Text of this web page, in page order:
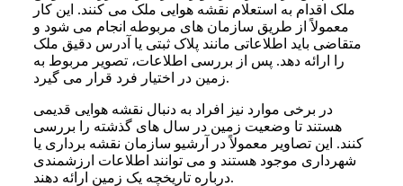
ملک اقدام به استعلام نقشه هوایی ملک می‌ کنند. این کار
معمولاً از طریق سازمان‌ های مربوطه انجام می‌ شود و
متقاضی باید اطلاعاتی مانند پلاک ثبتی یا آدرس دقیق ملک
را ارائه دهد. پس از بررسی اطلاعات، تصویر مربوط به
زمین در اختیار فرد قرار می‌ گیرد.
در برخی موارد نیز افراد به دنبال نقشه هوایی قدیمی
هستند تا وضعیت زمین در سال‌ های گذشته را بررسی
کنند. این تصاویر معمولاً در آرشیو سازمان نقشه‌ برداری یا
شهرداری موجود هستند و می‌ توانند اطلاعات ارزشمندی
درباره تاریخچه یک زمین ارائه دهند.